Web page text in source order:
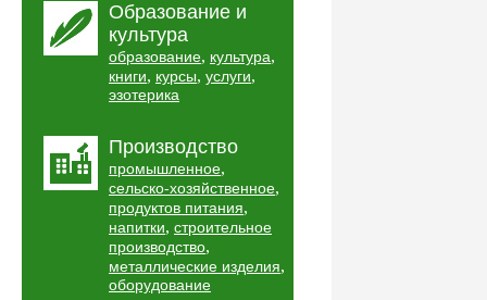
Образование и
культура
образование, культура,
книги, курсы, услуги,
эзотерика
Производство
промышленное,
сельско-хозяйственное,
продуктов питания,
напитки, строительное
производство,
металлические изделия,
оборудование